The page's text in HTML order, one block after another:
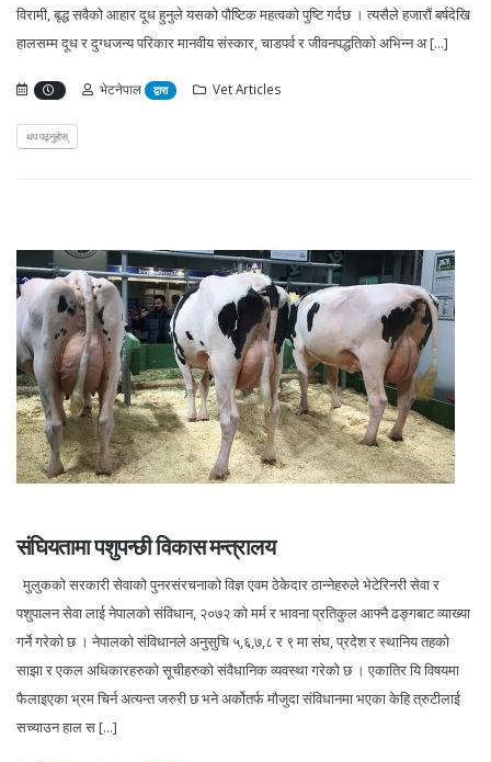
विरामी, बृद्ध सवैको आहार दूध हुनुले यसको पौष्टिक महत्वको पुष्टि गर्दछ । त्यसैले हजारौं बर्षदेखि
हालसम्म दूध र दुग्धजन्य परिकार मानवीय संस्कार, चाडपर्व र जीवनपद्धतिको अभिन्न अ [...]
भेटनेपाल द्वारा Vet Articles
थप पढ्नुहोस्
संघियतामा पशुपन्छी विकास मन्त्रालय
मुलुकको सरकारी सेवाको पुनरसंरचनाको विज्ञ एवम ठेकेदार ठान्नेहरुले भेटेरिनरी सेवा र
पशुपालन सेवा लाई नेपालको संविधान, २०७२ को मर्म र भावना प्रतिकुल आफ्नै ढङ्गबाट व्याख्या
गर्ने गरेको छ । नेपालको संविधानले अनुसुचि ५,६,७,८ र ९ मा संघ, प्रदेश र स्थानिय तहको
साझा र एकल अधिकारहरुको सूचीहरुको संवैधानिक व्यवस्था गरेको छ । एकातिर यि विषयमा
फैलाइएका भ्रम चिर्न अत्यन्त जरुरी छ भने अर्कोतर्फ मौजुदा संविधानमा भएका केहि त्रुटीलाई
सच्याउन हाल स [...]